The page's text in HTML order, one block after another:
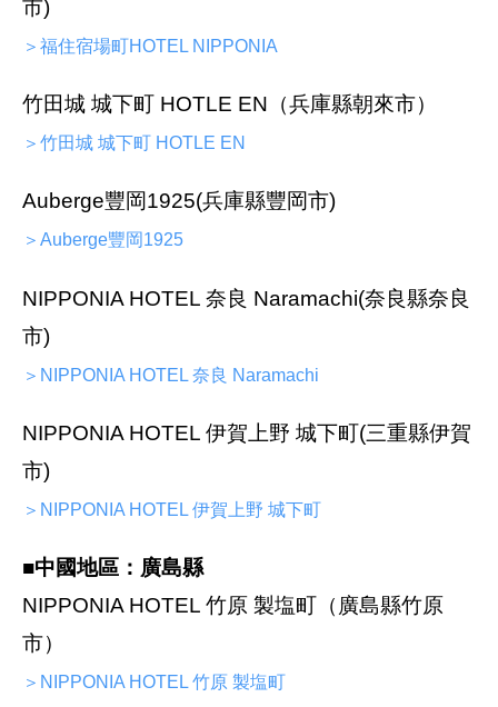
市)
＞福住宿場町HOTEL NIPPONIA
竹田城 城下町 HOTLE EN（兵庫縣朝來市）
＞竹田城 城下町 HOTLE EN
Auberge豐岡1925(兵庫縣豐岡市)
＞Auberge豐岡1925
NIPPONIA HOTEL 奈良 Naramachi(奈良縣奈良
市)
＞NIPPONIA HOTEL 奈良 Naramachi
NIPPONIA HOTEL 伊賀上野 城下町(三重縣伊賀
市)
＞NIPPONIA HOTEL 伊賀上野 城下町
■中國地區：廣島縣
NIPPONIA HOTEL 竹原 製塩町（廣島縣竹原
市）
＞NIPPONIA HOTEL 竹原 製塩町